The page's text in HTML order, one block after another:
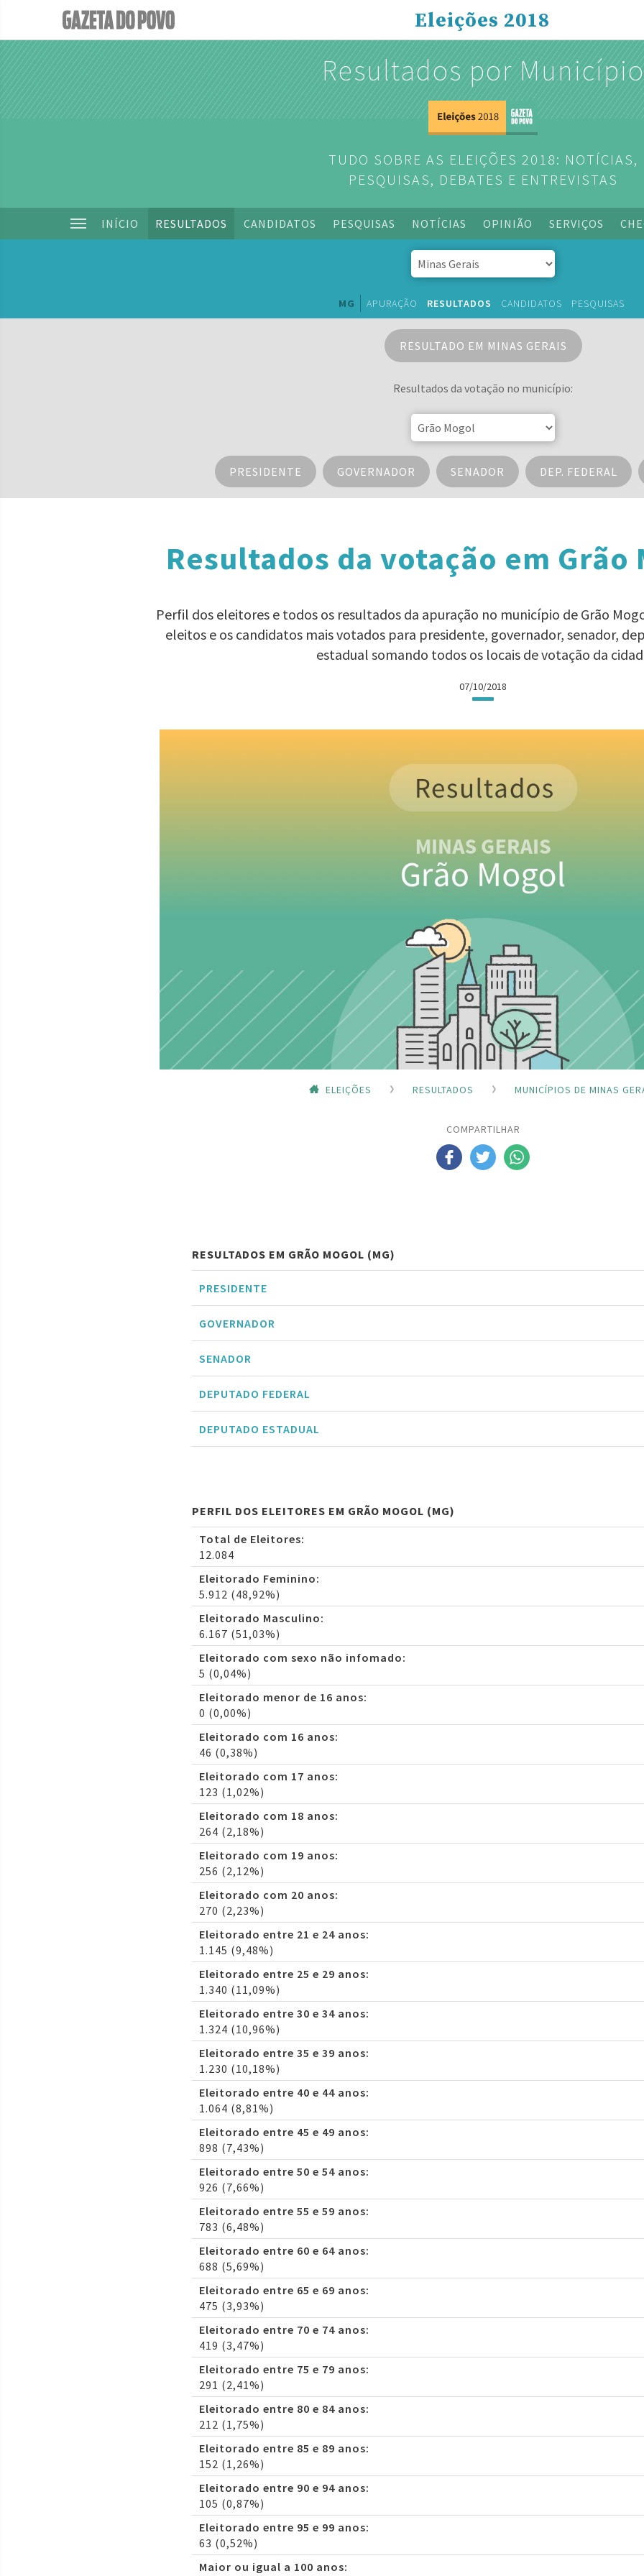
Eleições 2018
Resultados por Município
TUDO SOBRE AS ELEIÇÕES 2018: NOTÍCIAS,
PESQUISAS, DEBATES E ENTREVISTAS
INÍCIO RESULTADOS CANDIDATOS PESQUISAS NOTÍCIAS OPINIÃO SERVIÇOS
MG APURAÇÃO RESULTADOS CANDIDATOS PESQUISAS
RESULTADO EM MINAS GERAIS
Resultados da votação no município:
PRESIDENTE GOVERNADOR SENADOR DEP. FEDERAL
Resultados da votação em Grão
Perfil dos eleitores e todos os resultados da apuração no município de Grão
eleitos e os candidatos mais votados para presidente, governador, senador,
estadual somando todos os locais de votação da
07/10/2018
ELEIÇÕES RESULTADOS MUNICÍPIOS DE MINAS
COMPARTILHAR
RESULTADOS EM GRÃO MOGOL (MG)
PRESIDENTE
GOVERNADOR
SENADOR
DEPUTADO FEDERAL
DEPUTADO ESTADUAL
PERFIL DOS ELEITORES EM GRÃO MOGOL (MG)
Total de Eleitores:
12.084
Eleitorado Feminino:
5.912 (48,92%)
Eleitorado Masculino:
6.167 (51,03%)
Eleitorado com sexo não infomado:
5 (0,04%)
Eleitorado menor de 16 anos:
0 (0,00%)
Eleitorado com 16 anos:
46 (0,38%)
Eleitorado com 17 anos:
123 (1,02%)
Eleitorado com 18 anos:
264 (2,18%)
Eleitorado com 19 anos:
256 (2,12%)
Eleitorado com 20 anos:
270 (2,23%)
Eleitorado entre 21 e 24 anos:
1.145 (9,48%)
Eleitorado entre 25 e 29 anos:
1.340 (11,09%)
Eleitorado entre 30 e 34 anos:
1.324 (10,96%)
Eleitorado entre 35 e 39 anos:
1.230 (10,18%)
Eleitorado entre 40 e 44 anos:
1.064 (8,81%)
Eleitorado entre 45 e 49 anos:
898 (7,43%)
Eleitorado entre 50 e 54 anos:
926 (7,66%)
Eleitorado entre 55 e 59 anos:
783 (6,48%)
Eleitorado entre 60 e 64 anos:
688 (5,69%)
Eleitorado entre 65 e 69 anos:
475 (3,93%)
Eleitorado entre 70 e 74 anos:
419 (3,47%)
Eleitorado entre 75 e 79 anos:
291 (2,41%)
Eleitorado entre 80 e 84 anos:
212 (1,75%)
Eleitorado entre 85 e 89 anos:
152 (1,26%)
Eleitorado entre 90 e 94 anos:
105 (0,87%)
Eleitorado entre 95 e 99 anos:
63 (0,52%)
Maior ou igual a 100 anos: